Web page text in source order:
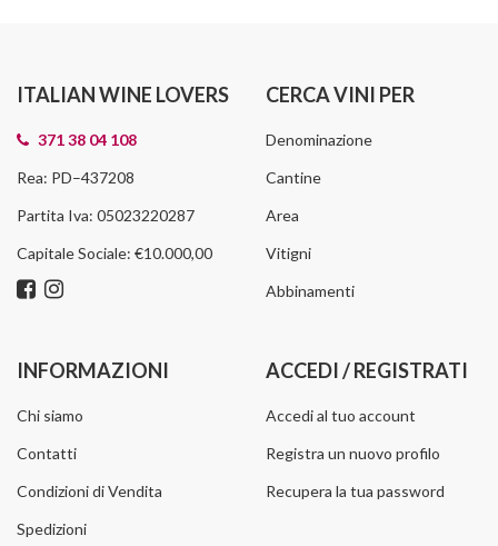
ITALIAN WINE LOVERS
371 38 04 108
Rea: PD–437208
Partita Iva: 05023220287
Capitale Sociale: €10.000,00
CERCA VINI PER
Denominazione
Cantine
Area
Vitigni
Abbinamenti
INFORMAZIONI
Chi siamo
Contatti
Condizioni di Vendita
Spedizioni
ACCEDI / REGISTRATI
Accedi al tuo account
Registra un nuovo profilo
Recupera la tua password